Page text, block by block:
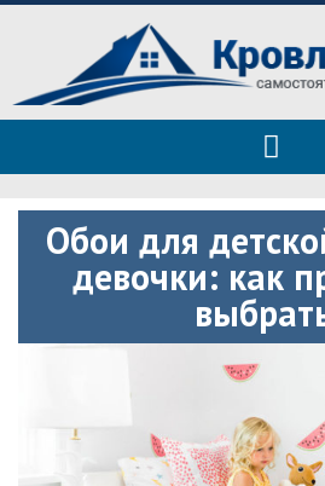
Roof tops —
советы
Полезные советы при
Обои для
девочки: как